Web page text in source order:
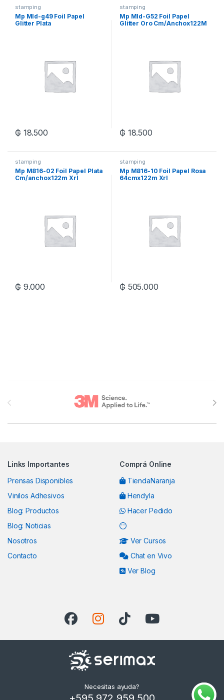
stamping
Mp Mld-g49 Foil Papel
Glitter Plata
₲ 18.500
stamping
Mp Mld-G52 Foil Papel
Glitter Oro Cm/Anchox122M
₲ 18.500
stamping
Mp M816-02 Foil Papel Plata
Cm/anchox122m Xrl
₲ 9.000
stamping
Mp M816-10 Foil Papel Rosa
64cmx122m Xrl
₲ 505.000
Links Importantes
Prensas Disponibles
Vinilos Adhesivos
Blog: Productos
Blog: Noticias
Nosotros
Contacto
Comprá Online
TiendaNaranja
Hendyla
Hacer Pedido
Ver Cursos
Chat en Vivo
Ver Blog
Necesitas ayuda?